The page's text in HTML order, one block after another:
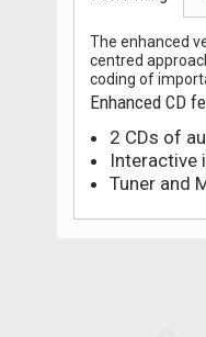
The enhanced
centred
coding of
Enhanced CD
2 CDs of
Interactive
Tuner and